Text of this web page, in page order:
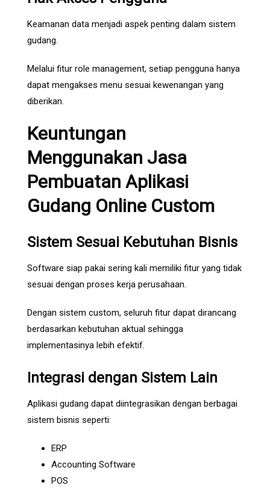
Keamanan data menjadi aspek penting dalam sistem
gudang.
Melalui fitur role management, setiap pengguna hanya
dapat mengakses menu sesuai kewenangan yang
diberikan.
Keuntungan
Menggunakan Jasa
Pembuatan Aplikasi
Gudang Online Custom
Sistem Sesuai Kebutuhan Bisnis
Software siap pakai sering kali memiliki fitur yang tidak
sesuai dengan proses kerja perusahaan.
Dengan sistem custom, seluruh fitur dapat dirancang
berdasarkan kebutuhan aktual sehingga
implementasinya lebih efektif.
Integrasi dengan Sistem Lain
Aplikasi gudang dapat diintegrasikan dengan berbagai
sistem bisnis seperti:
ERP
Accounting Software
POS